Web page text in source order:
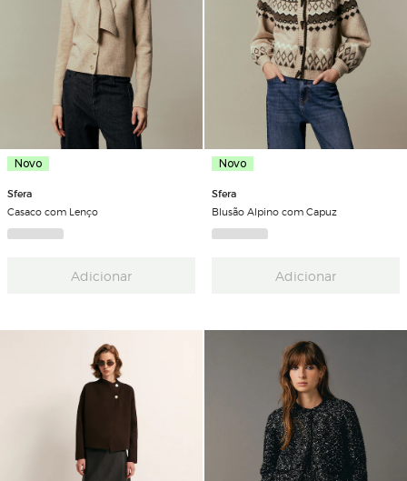
Novo
Sfera
Casaco com Lenço
Adicionar
Novo
Sfera
Blusão Alpino com Capuz
Adicionar